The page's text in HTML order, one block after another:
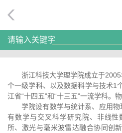
请输入关键字
浙江科技大学理学院成立于
个一级学科、以及数据科学与技术1
江省“十四五”和“十三五”一流学科。
学院设有数学与统计系、应用
有数学与交叉科学研究院、非线
所、激光与毫米波雷达融合协同创